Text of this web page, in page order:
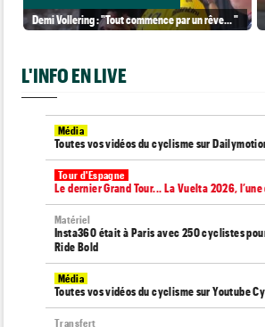
Demi Vollering : "Tout commence par un rêve... "
L'INFO EN LIVE
Média
Toutes vos vidéos du cyclisme sur
Tour d'Espagne
Le dernier Grand Tour... La Vuelta 2026,
Matériel
Insta360 était à Paris avec 250 cyclistes
Ride Bold
Média
Toutes vos vidéos du cyclisme sur Youtube
Transfert